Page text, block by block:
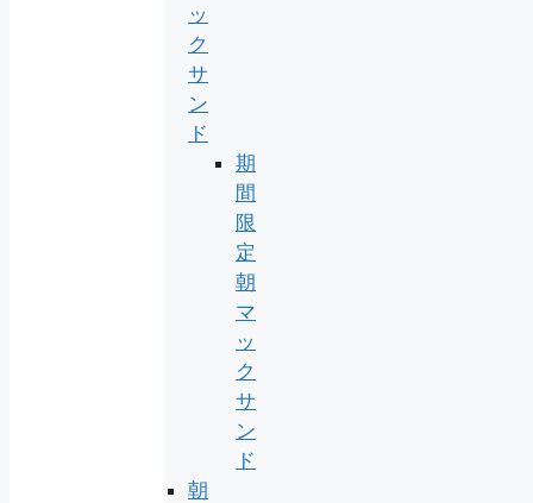
ッ
ク
サ
ン
ド
期
間
限
定
朝
マ
ッ
ク
サ
ン
ド
朝